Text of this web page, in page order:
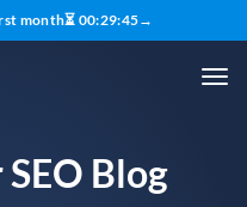
month⏳ 00:29:43→
Blog